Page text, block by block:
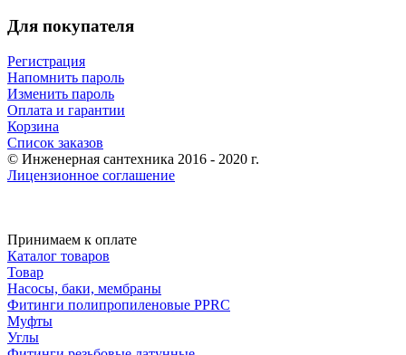
Для покупателя
Регистрация
Напомнить пароль
Изменить пароль
Оплата и гарантии
Корзина
Список заказов
© Инженерная сантехника 2016 - 2020 г.
Лицензионное соглашение
Принимаем к оплате
Каталог товаров
Товар
Насосы, баки, мембраны
Фитинги полипропиленовые PPRC
Муфты
Углы